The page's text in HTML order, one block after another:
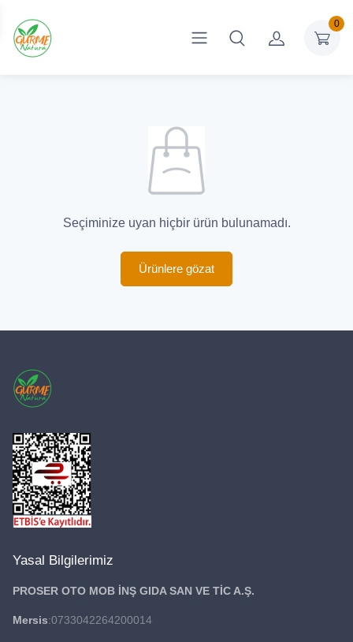
0
Seçiminize uyan hiçbir ürün bulunamadı.
Ürünlere gözat
Yasal Bilgilerimiz
PROSER OTO MOB İNŞ GIDASAN VE TİC A.Ş.
Mersis:0733042264200014